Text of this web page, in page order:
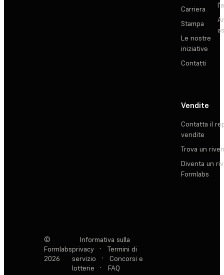
Carriera
Stampa
Le nostre
iniziative
Contatti
Vendite
Contatta il
vendite
Trova un
Diventa un
Formlabs
©
Formlabs
2026
Informativa sulla
privacy
·
Termini di
servizio
·
Concorsi e
lotterie
· FAQ